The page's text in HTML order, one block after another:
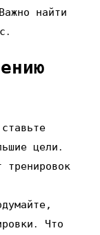
найти
цели․
тренировок
Что